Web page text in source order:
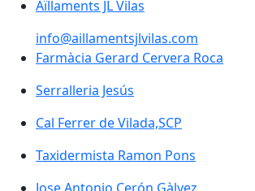
Aïllaments JL Vilas
info@aillamentsjlvilas.com
Farmàcia Gerard Cervera Roca
Farmàcia Gerard Cervera Roca
Serralleria Jesús
Cal Ferrer de Vilada,SCP
Taxidermista Ramon Pons